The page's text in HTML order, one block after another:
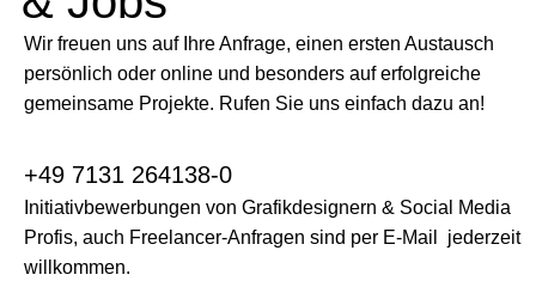
Wir freuen uns auf Ihre Anfrage, einen ersten Austausch
persönlich oder online und besonders auf erfolgreiche
gemeinsame Projekte. Rufen Sie uns einfach dazu an!
+49 7131 264138-0
Initiativbewerbungen von Grafikdesignern & Social Media
Profis, auch Freelancer-Anfragen sind per E-Mail jederzeit
willkommen.